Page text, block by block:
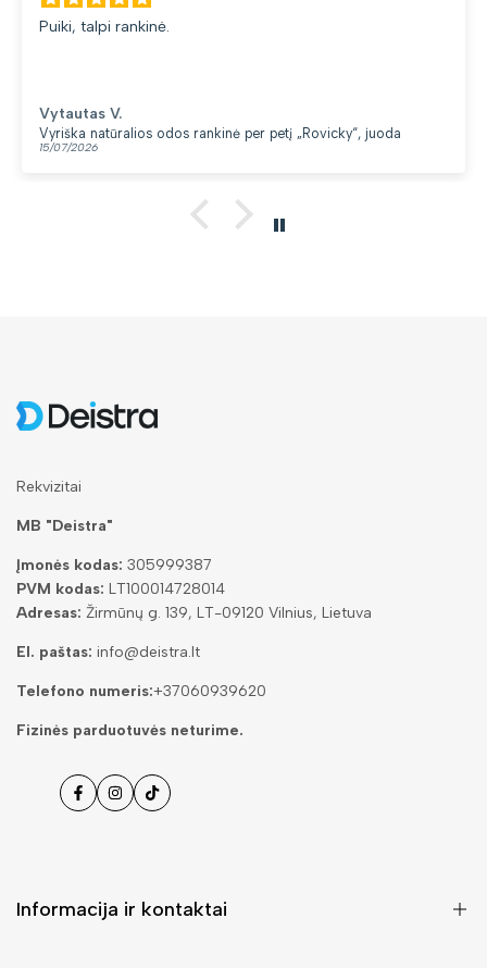
talpi rankinė.
V.
natūralios odos rankinė per petį „Rovicky“, juoda
07/2026
Rekvizitai
MB "Deistra"
Įmonės kodas: 305999387
PVM kodas: LT100014728014
Adresas: Žirmūnų g. 139, LT-09120 Vilnius, Lietuva
El. paštas: info@deistra.lt
Telefono numeris:+37060939620
Fizinės parduotuvės neturime.
FacebookInstagramas
Tiktok
Informacija ir kontaktai